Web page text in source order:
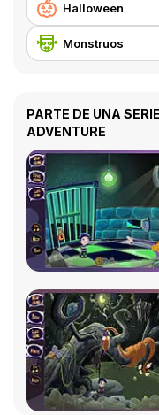
Halloween
Monstruos
PARTE DE UNA
ADVENTURE